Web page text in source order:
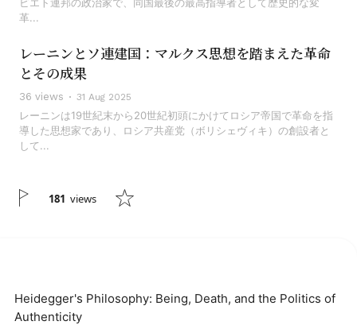
革...
レーニンとソ連建国：マルクス思想を踏まえた革命
とその成果
36 views 31 Aug 2025
レーニンは19世紀末から20世紀初頭にかけてロシア帝国で革命を指
導した思想家であり、ロシア共産党（ボリシェヴィキ）の創設者と
して...
181 views
Heidegger's Philosophy: Being, Death, and the Politics of
Authenticity